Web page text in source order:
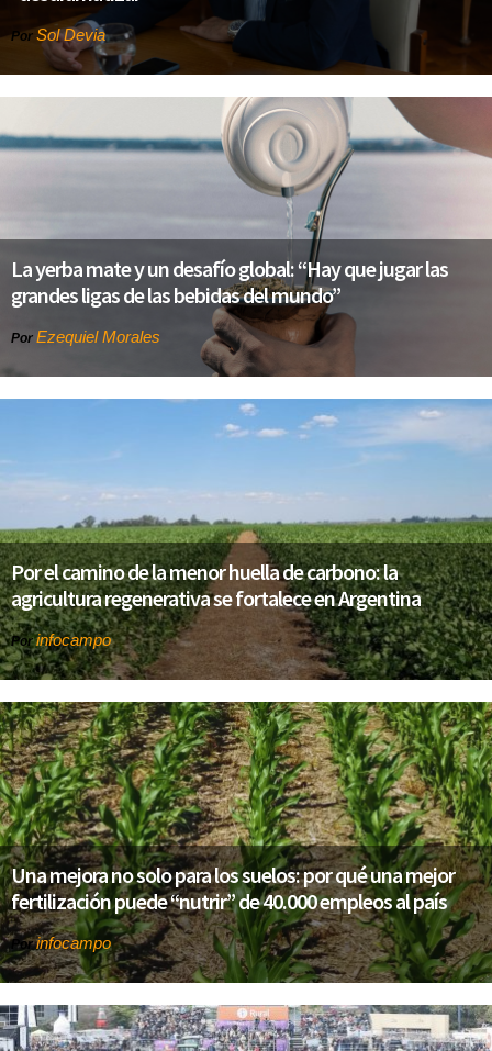
Por Sol Devia
La yerba mate y un desafío global: “Hay que jugar las
grandes ligas de las bebidas del mundo”
Por Ezequiel Morales
Por el camino de la menor huella de carbono: la
agricultura regenerativa se fortalece en Argentina
Porinfocampo
Una mejora no solo para los suelos: por qué una mejor
fertilización puede “nutrir” de 40.000 empleos al país
Porinfocampo